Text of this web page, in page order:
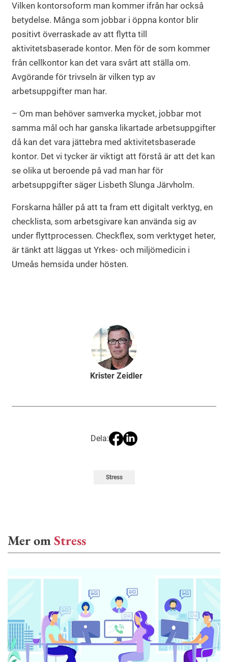
Vilken kontorsoform man kommer ifrån har också
betydelse. Många som jobbar i öppna kontor blir
positivt överraskade av att flytta till
aktivitetsbaserade kontor. Men för de som kommer
från cellkontor kan det vara svårt att ställa om.
Avgörande för trivseln är vilken typ av
arbetsuppgifter man har.
– Om man behöver samverka mycket, jobbar mot
samma mål och har ganska likartade arbetsuppgifter
då kan det vara jättebra med aktivitetsbaserade
kontor. Det vi tycker är viktigt att förstå är att det kan
se olika ut beroende på vad man har för
arbetsuppgifter säger Lisbeth Slunga Järvholm.
Forskarna håller på att ta fram ett digitalt verktyg, en
checklista, som arbetsgivare kan använda sig av
under flyttprocessen. Checkflex, som verktyget heter,
är tänkt att läggas ut Yrkes- och miljömedicin i
Umeås hemsida under hösten.
Krister Zeidler
Dela:
Stress
Mer omStress